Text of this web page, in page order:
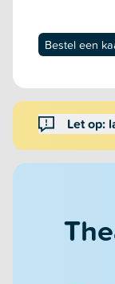
Bestel een
Let op: